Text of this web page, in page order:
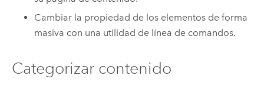
Cambiar la propiedad de los elementos de forma
masiva con una utilidad de línea de comandos.
Categorizar contenido